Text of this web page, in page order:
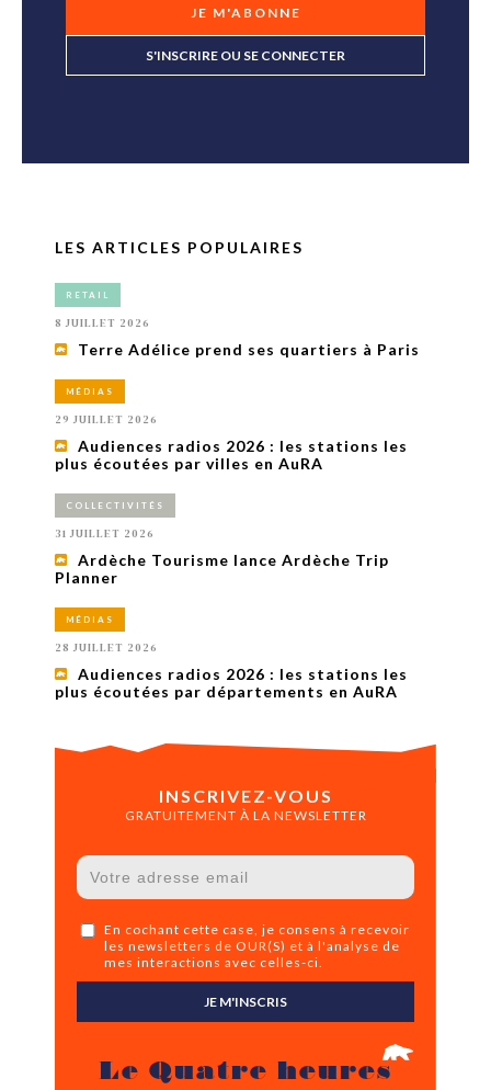
JE M'ABONNE
S'INSCRIRE OU SE CONNECTER
LES ARTICLES POPULAIRES
RETAIL
8 JUILLET 2026
Terre Adélice prend ses quartiers à Paris
MÉDIAS
29 JUILLET 2026
Audiences radios 2026 : les stations les
plus écoutées par villes en AuRA
COLLECTIVITÉS
31 JUILLET 2026
Ardèche Tourisme lance Ardèche Trip
Planner
MÉDIAS
28 JUILLET 2026
Audiences radios 2026 : les stations les
plus écoutées par départements en AuRA
INSCRIVEZ-VOUS
GRATUITEMENT À LA NEWSLETTER
En cochant cette case, je consens à recevoir
les newsletters de OUR(S) et à l'analyse de
mes interactions avec celles-ci.
JE M'INSCRIS
Le Quatre heures